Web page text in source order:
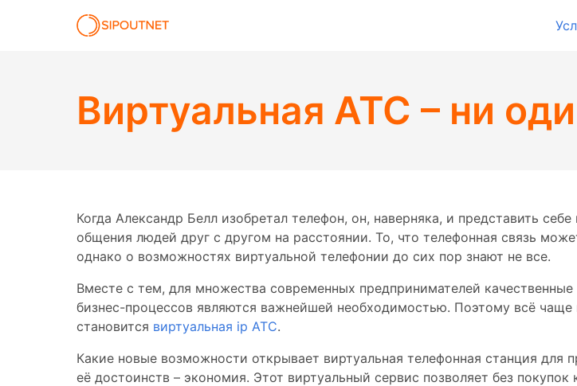
Виртуальная АТС – ни
Когда Александр Белл изобретал телефон, он, наверняка, и представить
общения людей друг с другом на расстоянии. То, что телефонная связь
однако о возможностях виртуальной телефонии до сих пор знают не все.
Вместе с тем, для множества современных предпринимателей
бизнес-процессов являются важнейшей необходимостью. Поэтому всё
становится виртуальная ip АТС.
Какие новые возможности открывает виртуальная телефонная станция для
её достоинств – экономия. Этот виртуальный сервис позволяет без